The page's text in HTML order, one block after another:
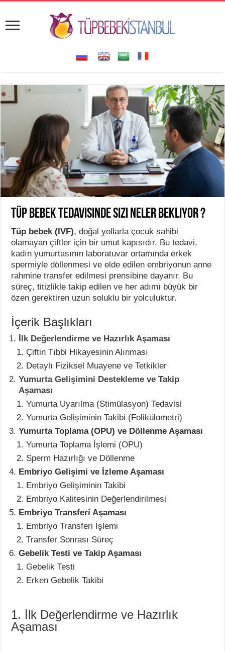
Tüp bebek tedavisinde sizi neler bekliyor ?
Tüp bebek (IVF), doğal yollarla çocuk sahibi
olamayan çiftler için bir umut kapısıdır. Bu tedavi,
kadın yumurtasının laboratuvar ortamında erkek
spermiyle döllenmesi ve elde edilen embriyonun anne
rahmine transfer edilmesi prensibine dayanır. Bu
süreç, titizlikle takip edilen ve her adımı büyük bir
özen gerektiren uzun soluklu bir yolculuktur.
İçerik Başlıkları
İlk Değerlendirme ve Hazırlık Aşaması
Çiftin Tıbbi Hikayesinin Alınması
Detaylı Fiziksel Muayene ve Tetkikler
Yumurta Gelişimini Destekleme ve Takip
Aşaması
Yumurta Uyarılma (Stimülasyon) Tedavisi
Yumurta Gelişiminin Takibi (Folikülometri)
Yumurta Toplama (OPU) ve Döllenme Aşaması
Yumurta Toplama İşlemi (OPU)
Sperm Hazırlığı ve Döllenme
Embriyo Gelişimi ve İzleme Aşaması
Embriyo Gelişiminin Takibi
Embriyo Kalitesinin Değerlendirilmesi
Embriyo Transferi Aşaması
Embriyo Transferi İşlemi
Transfer Sonrası Süreç
Gebelik Testi ve Takip Aşaması
Gebelik Testi
Erken Gebelik Takibi
1. İlk Değerlendirme ve Hazırlık
Aşaması